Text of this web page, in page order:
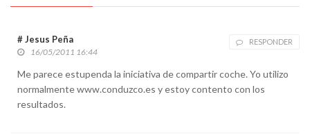
# Jesus Peña RESPONDER
16/05/2011 16:44
Me parece estupenda la iniciativa de compartir coche. Yo utilizo
normalmente www.conduzco.es y estoy contento con los
resultados.